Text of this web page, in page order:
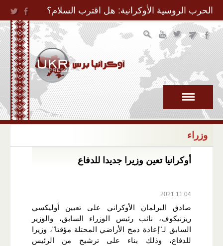
Jump to Navigation
الحرب الروسية الأوكرانية: هل اقترب السلام؟
وزراء
أوكرانيا تعين وزيرا جديدا للدفاع
2021.11.04
صادق البرلمان الأوكراني على تعيين أوليكسي
ريزنيكوف، نائب رئيس الوزراء السابق، والوزير
السابق لـ"إعادة دمج الأراضي المحتلة مؤقتا"، وزيرا
للدفاع، وذلك بناء على ترشيح من الرئيس